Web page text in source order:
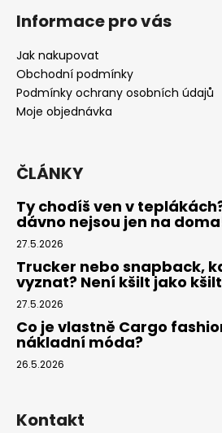
Informace pro vás
Jak nakupovat
Obchodní podmínky
Podmínky ochrany osobních údajů
Moje objednávka
ČLÁNKY
Ty chodíš ven v
dávno nejsou jen na
27.5.2026
Trucker nebo snapback,
vyznat? Není kšilt jako kšilt
27.5.2026
Co je vlastně Cargo
nákladní móda?
26.5.2026
Kontakt